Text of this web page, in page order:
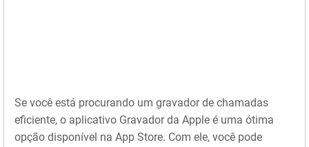
Se você está procurando um gravador de chamadas
eficiente, o aplicativo Gravador da Apple é uma ótima
opção disponível na App Store. Com ele, você pode